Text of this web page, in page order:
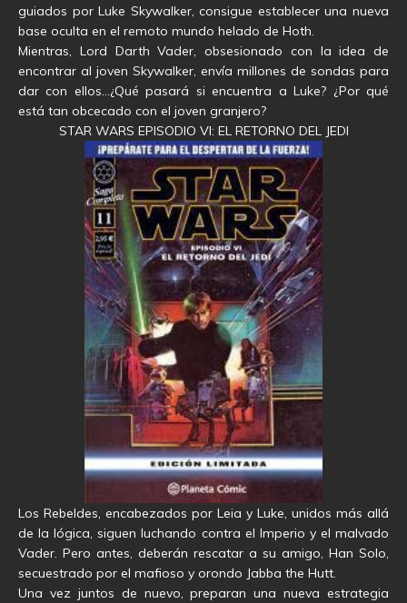
guiados por Luke Skywalker, consigue establecer una nueva
base oculta en el remoto mundo helado de Hoth.
Mientras, Lord Darth Vader, obsesionado con la idea de
encontrar al joven Skywalker, envía millones de sondas para
dar con ellos…¿Qué pasará si encuentra a Luke? ¿Por qué
está tan obcecado con el joven granjero?
STAR WARS EPISODIO VI: EL RETORNO DEL JEDI
Los Rebeldes, encabezados por Leia y Luke, unidos más allá
de la lógica, siguen luchando contra el Imperio y el malvado
Vader. Pero antes, deberán rescatar a su amigo, Han Solo,
secuestrado por el mafioso y orondo Jabba the Hutt.
Una vez juntos de nuevo, preparan una nueva estrategia